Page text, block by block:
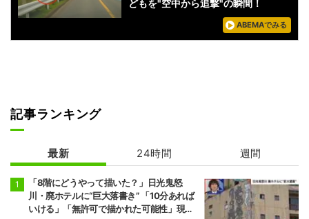
どもを"空中から追撃"の瞬間！
ABEMAでみる
記事ランキング
最新 24時間 週間
「8階にどうやって描いた？」日光鬼怒
川・廃ホテルに“巨大落書き” 「10分あれば
いける」「無許可で描かれた可能性」現役